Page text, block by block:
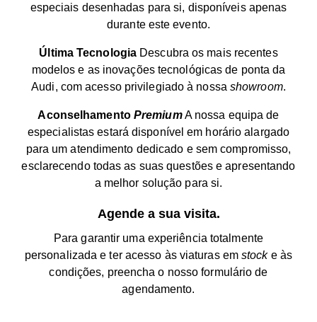
especiais desenhadas para si, disponíveis apenas
durante este evento.
Última Tecnologia Descubra os mais recentes
modelos e as inovações tecnológicas de ponta da
Audi, com acesso privilegiado à nossa showroom.
Aconselhamento PremiumA nossa equipa de
especialistas estará disponível em horário alargado
para um atendimento dedicado e sem compromisso,
esclarecendo todas as suas questões e apresentando
a melhor solução para si.
Agende a sua visita.
Para garantir uma experiência totalmente
personalizada e ter acesso às viaturas emstocke às
condições, preencha o nosso formulário de
agendamento.